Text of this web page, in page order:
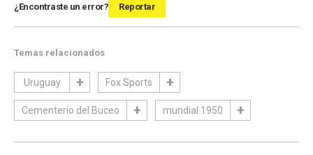
¿Encontraste un error? Reportar
Temas relacionados
Uruguay Fox Sports
Cementerio del Buceo mundial 1950